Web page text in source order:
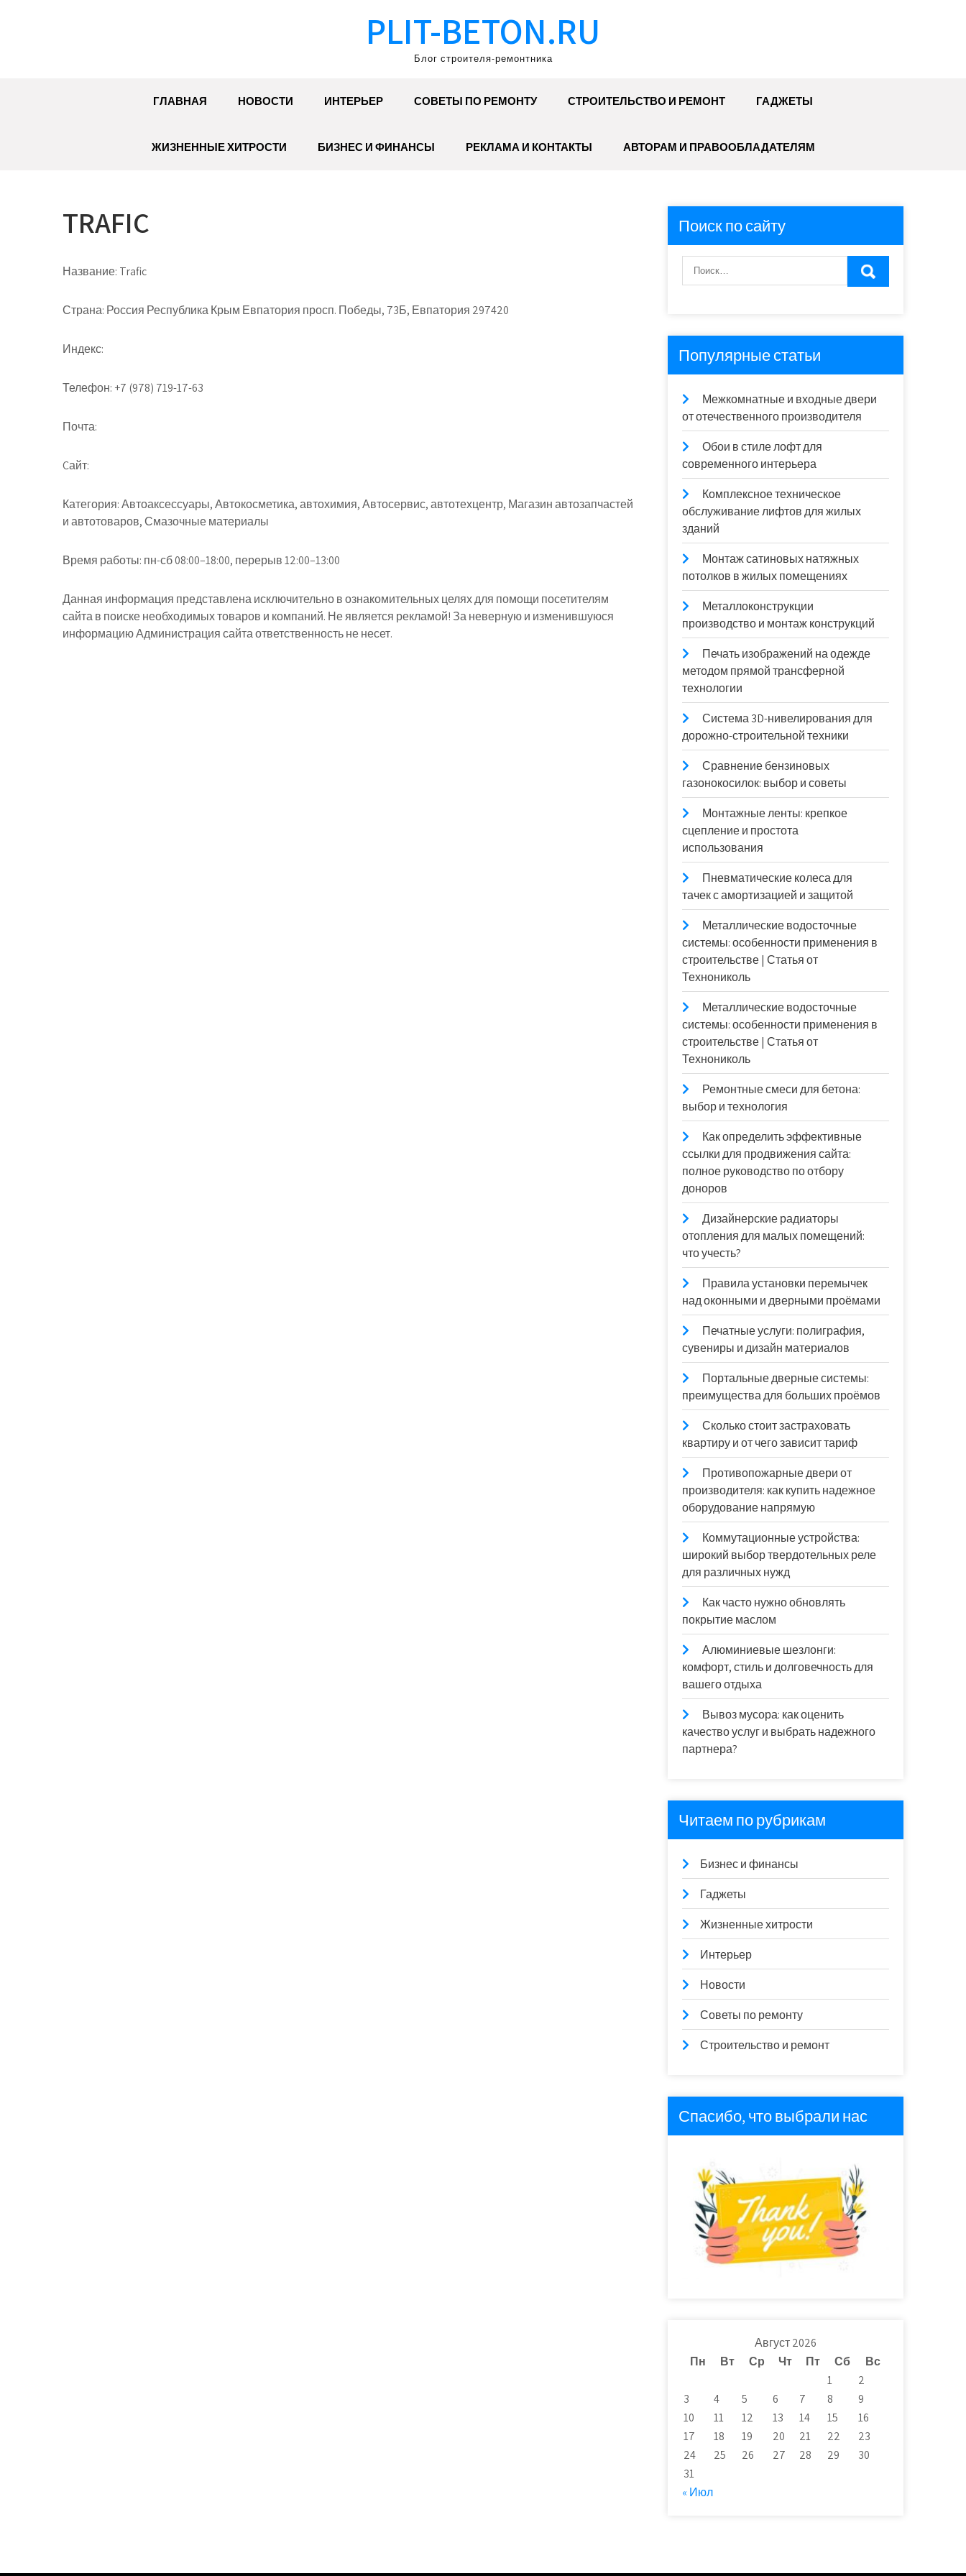
PLIT-BETON.RU
Блог строителя-ремонтника
ГЛАВНАЯ НОВОСТИ ИНТЕРЬЕР СОВЕТЫ ПО РЕМОНТУ СТРОИТЕЛЬСТВО И РЕМОНТ ГАДЖЕТЫ
ЖИЗНЕННЫЕ ХИТРОСТИ БИЗНЕС И ФИНАНСЫ РЕКЛАМА И КОНТАКТЫ АВТОРАМ И ПРАВООБЛАДАТЕЛЯМ
TRAFIC
Название: Trafic
Страна: Россия Республика Крым Евпатория просп. Победы, 73Б, Евпатория 297420
Индекс:
Телефон: +7 (978) 719-17-63
Почта:
Cайт:
Категория:Автоаксессуары, Автокосметика, автохимия, Автосервис, автотехцентр, Магазин автозапчастей
и автотоваров, Смазочные материалы
Время работы: пн-сб 08:00–18:00, перерыв 12:00–13:00
Данная информация представлена исключительно в ознакомительных целях для помощи посетителям
сайта в поиске необходимых товаров и компаний. Не является рекламой! За неверную и изменившуюся
информацию Администрация сайта ответственность не несет.
Поиск по сайту
Популярные статьи
Межкомнатные и входные двери
от отечественного производителя
Обои в стиле лофт для
современного интерьера
Комплексное техническое
обслуживание лифтов для жилых
зданий
Монтаж сатиновых натяжных
потолков в жилых помещениях
Металлоконструкции
производство и монтаж конструкций
Печать изображений на одежде
методом прямой трансферной
технологии
Система 3D-нивелирования для
дорожно-строительной техники
Сравнение бензиновых
газонокосилок: выбор и советы
Монтажные ленты: крепкое
сцепление и простота
использования
Пневматические колеса для
тачек с амортизацией и защитой
Металлические водосточные
системы: особенности применения в
строительстве | Статья от
Технониколь
Металлические водосточные
системы: особенности применения в
строительстве | Статья от
Технониколь
Ремонтные смеси для бетона:
выбор и технология
Как определить эффективные
ссылки для продвижения сайта:
полное руководство по отбору
доноров
Дизайнерские радиаторы
отопления для малых помещений:
что учесть?
Правила установки перемычек
над оконными и дверными проёмами
Печатные услуги: полиграфия,
сувениры и дизайн материалов
Портальные дверные системы:
преимущества для больших проёмов
Сколько стоит застраховать
квартиру и от чего зависит тариф
Противопожарные двери от
производителя: как купить надежное
оборудование напрямую
Коммутационные устройства:
широкий выбор твердотельных реле
для различных нужд
Как часто нужно обновлять
покрытие маслом
Алюминиевые шезлонги:
комфорт, стиль и долговечность для
вашего отдыха
Вывоз мусора: как оценить
качество услуг и выбрать надежного
партнера?
Читаем по рубрикам
Бизнес и финансы
Гаджеты
Жизненные хитрости
Интерьер
Новости
Советы по ремонту
Строительство и ремонт
Спасибо, что выбрали нас
Август 2026
Пн
Вт Ср Чт Пт Сб
Вс
1
2
3
4 5 6 7 8
9
10
11 12 13 14 15
16
17
18 19 20 21 22
23
24
25 26 27 28 29
30
31
« Июл